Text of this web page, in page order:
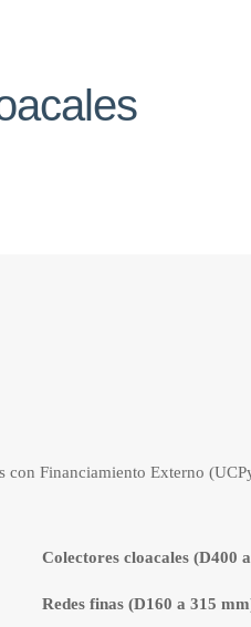
Financiamiento Externo
Colectores cloacales (D400
Redes finas (D160 a 315